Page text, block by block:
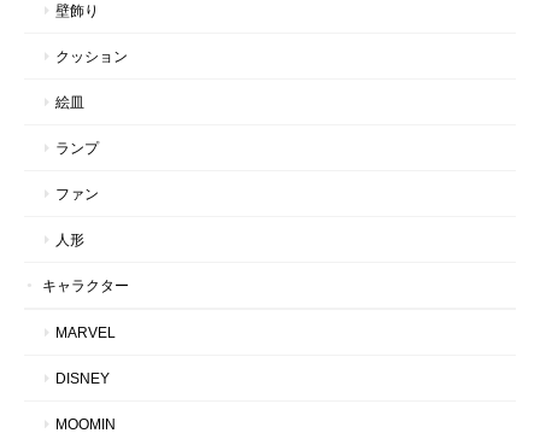
壁飾り
クッション
絵皿
ランプ
ファン
人形
キャラクター
MARVEL
DISNEY
MOOMIN